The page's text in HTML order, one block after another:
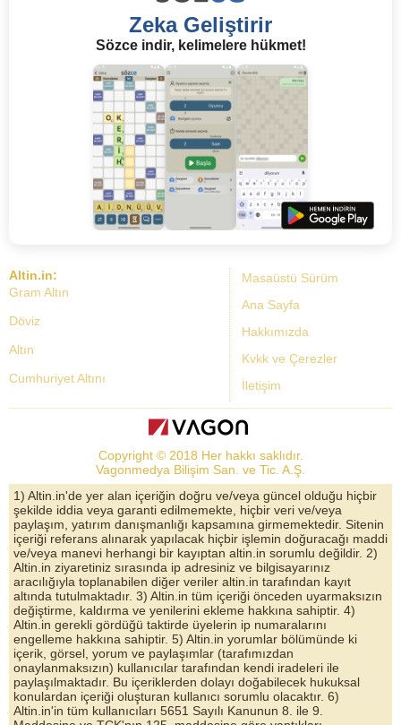
Zeka Geliştirir
Sözce indir, kelimelere hükmet!
Masaüstü Sürüm
Ana Sayfa
Hakkımızda
Kvkk ve Çerezler
İletişim
Altin.in:
Gram Altın
Döviz
Altın
Cumhuriyet Altını
Dolar Kuru
Altın Yorumları
Döviz Kurları
Çeyrek Altın
Bitcoin
Euro/Dolar Parite
Sterlin
Döviz Arşivi
Copyright © 2018 Her hakkı saklıdır.
Vagonmedya Bilişim San. ve Tic. A.Ş.
1) Altin.in'de yer alan içeriğin doğru ve/veya güncel olduğu hiçbir
şekilde iddia veya garanti edilmemekte, hiçbir veri ve/veya
paylaşım, yatırım danışmanlığı kapsamına girmemektedir. Sitenin
içeriği referans alınarak yapılacak hiçbir işlemin doğuracağı maddi
ve/veya manevi herhangi bir kayıptan altin.in sorumlu değildir. 2)
Altin.in ziyaretiniz sırasında ip adresiniz ve bilgisayarınız
aracılığıyla toplanabilen diğer veriler altin.in tarafından kayıt
altında tutulmaktadır. 3) Altin.in tüm içeriği önceden uyarmaksızın
değiştirme, kaldırma ve yenilerini ekleme hakkına sahiptir. 4)
Altin.in gerekli gördüğü taktirde üyelerin ip numaralarını
engelleme hakkına sahiptir. 5) Altin.in yorumlar bölümünde ki
içerik, görsel, yorum ve paylaşımlar (tarafımızdan
onaylanmaksızın) kullanıcılar tarafından kendi iradeleri ile
paylaşılmaktadır. Bu içeriklerden dolayı doğabilecek hukuksal
konulardan içeriği oluşturan kullanıcı sorumlu olacaktır. 6)
Altin.in'in tüm kullanıcıları 5651 Sayılı Kanunun 8. ile 9.